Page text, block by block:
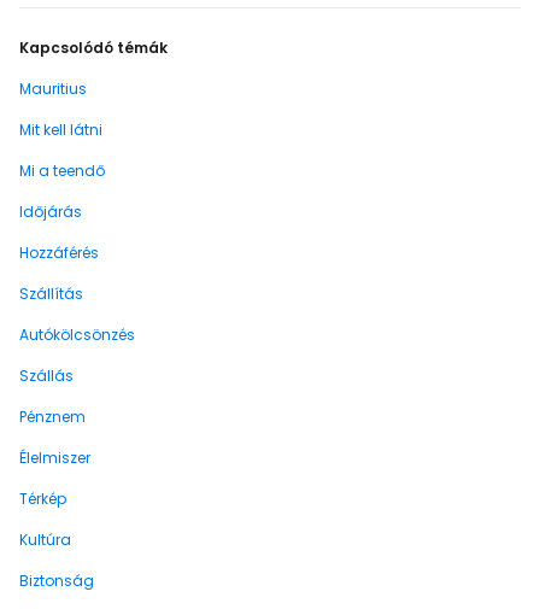
Kapcsolódó témák
Mauritius
Mit kell látni
Mi a teendő
Időjárás
Hozzáférés
Szállítás
Autókölcsönzés
Szállás
Pénznem
Élelmiszer
Térkép
Kultúra
Biztonság